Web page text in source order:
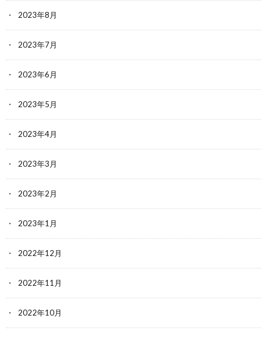
2023年8月
2023年7月
2023年6月
2023年5月
2023年4月
2023年3月
2023年2月
2023年1月
2022年12月
2022年11月
2022年10月